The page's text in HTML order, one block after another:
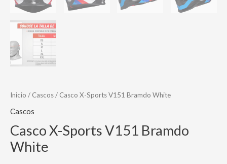
Inicio / Cascos/ Casco X-Sports V151 Bramdo White
Cascos
Casco X-Sports V151 Bramdo
White